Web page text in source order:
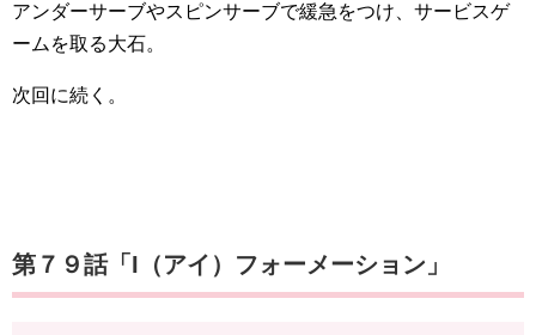
アンダーサーブやスピンサーブで緩急をつけ、サービスゲ
ームを取る大石。
次回に続く。
第７９話「I（アイ）フォーメーション」